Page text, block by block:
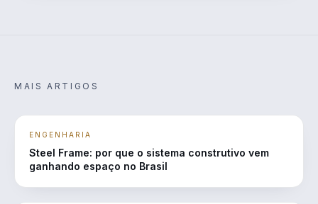
MAIS ARTIGOS
ENGENHARIA
Steel Frame: por que o sistema construtivo vem
ganhando espaço no Brasil